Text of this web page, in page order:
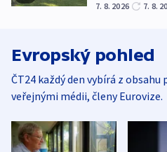
7. 8. 2026 7. 8.
Evropský pohled
ČT24 každý den vybírá z
veřejnými médii, členy Eurovize.